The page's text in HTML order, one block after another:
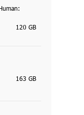
120 GB
163 GB